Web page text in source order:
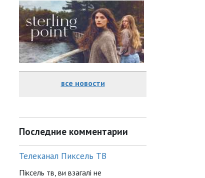
все новости
Последние комментарии
Телеканал Пиксель ТВ
Піксель тв, ви взагалі не